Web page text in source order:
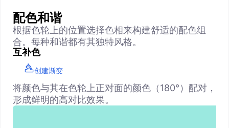
配色和谐
根据色轮上的位置选择色相来构建舒适的配色组
合。每种和谐都有其独特风格。
互补色
创建渐变
将颜色与其在色轮上正对面的颜色（180°）配对，
形成鲜明的高对比效果。